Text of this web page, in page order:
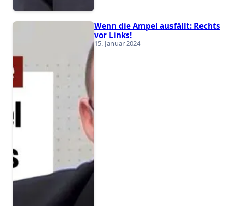
Wenn die Ampel ausfällt: Rechts
vor Links!
15. Januar 2024